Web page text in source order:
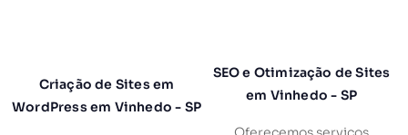
Criação de Sites em
WordPress em Vinhedo - SP
SEO e Otimização de Sites
em Vinhedo - SP